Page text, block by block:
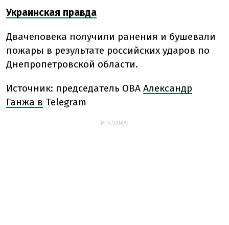
Украинская правда
Двачеловека получили ранения и бушевали
пожары в результате российских ударов по
Днепропетровской области.
Источник: председатель ОВА Александр
Ганжа в Telegram
РЕКЛАМА: